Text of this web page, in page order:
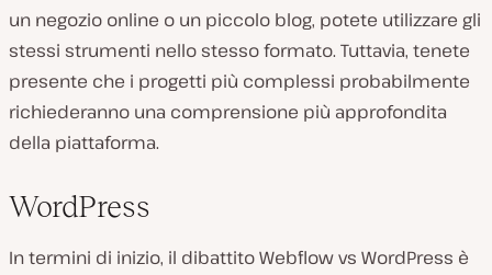
un negozio online o un piccolo blog, potete utilizzare gli
stessi strumenti nello stesso formato. Tuttavia, tenete
presente che i progetti più complessi probabilmente
richiederanno una comprensione più approfondita
della piattaforma.
WordPress
In termini di inizio, il dibattito Webflow vs WordPress è